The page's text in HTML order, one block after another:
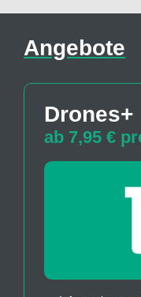
Angebote
Drones+
ab 7,95 €